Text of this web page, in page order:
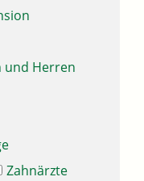
und Herren
Zahnärzte